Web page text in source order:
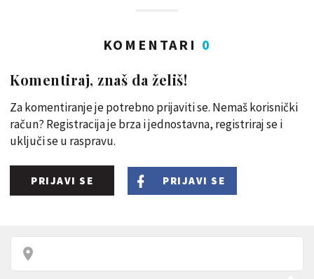
KOMENTARI 0
Komentiraj, znaš da želiš!
Za komentiranje je potrebno prijaviti se. Nemaš korisnički
račun? Registracija je brza i jednostavna, registriraj se i
uključi se u raspravu.
PRIJAVI SE PRIJAVI SE